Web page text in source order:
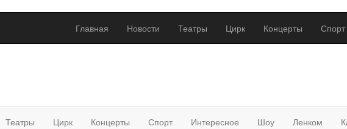
Главная
Новости Театры Цирк Концерты Спорт
Театры Цирк Концерты Спорт Интересное Шоу Ленком